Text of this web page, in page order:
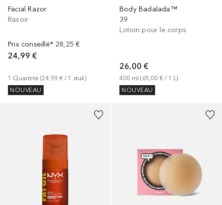
Facial Razor
Rasoir
Prix conseillé* 28,25 €
24,99 €
1 Quantité (24,99 € / 1 stuk)
NOUVEAU
Body Badalada™
39
Lotion pour le corps
26,00 €
400 ml (65,00 € / 1 L)
NOUVEAU